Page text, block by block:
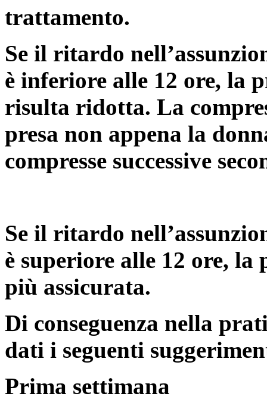
trattamento.
Se il ritardo
è inferiore alle 12 ore, la
risulta ridotta. La
presa non appena la
compresse successive
Se il ritardo
è superiore alle 12 ore, la
più assicurata.
Di conseguenza nella
dati i seguenti
Prima settimana